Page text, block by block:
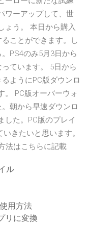
ワーアップして、世
ょう。 本日から購入
ことができます。し
PS4のみ5月3日から
ています。 5日から
ようにPC版ダウンロ
。 PC版オーバーウォ
朝から早速ダウンロ
した。PC版のプレイ
きたいと思います。
法はこちらに記載
ル
用方法
リに変換